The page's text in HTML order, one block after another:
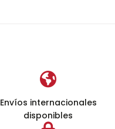
Envíos internacionales
disponibles